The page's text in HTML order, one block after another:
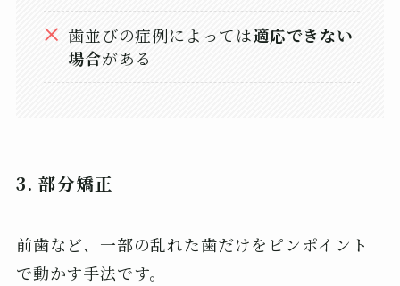
歯並びの症例によっては適応できない
場合がある
3. 部分矯正
前歯など、一部の乱れた歯だけをピンポイント
で動かす手法です。